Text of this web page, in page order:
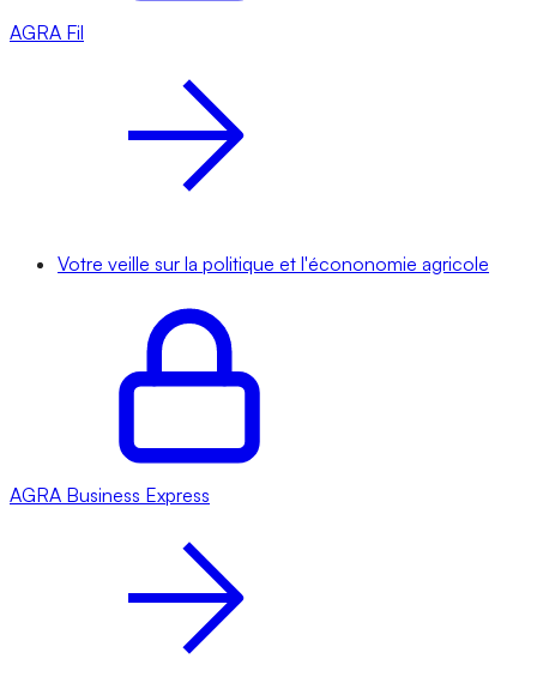
AGRA Fil
Votre veille sur la politique et l'écononomie agricole
AGRA Business Express